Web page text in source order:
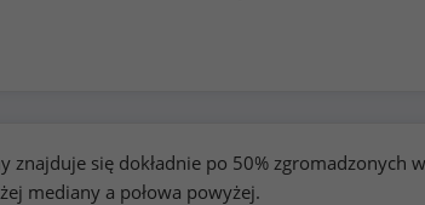
się dokładnie po 50% zgromadzonych w
mediany a połowa powyżej.